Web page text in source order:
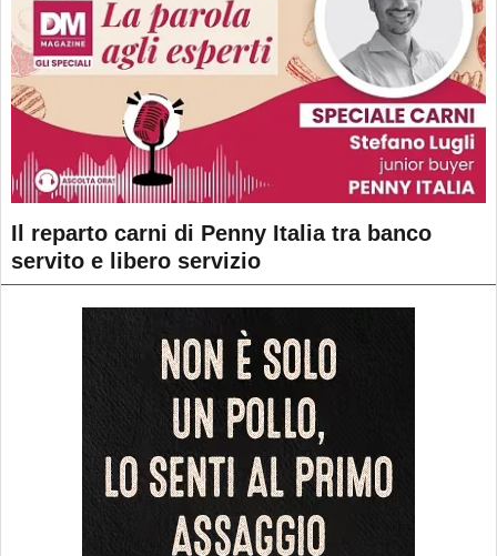
Il reparto carni di Penny Italia tra banco
servito e libero servizio